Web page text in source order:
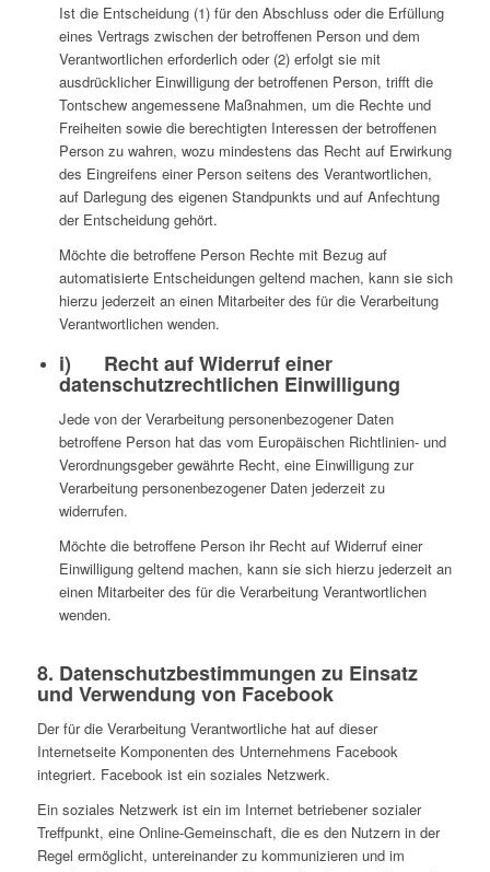
Ist die Entscheidung (1) für den Abschluss oder die Erfüllung
eines Vertrags zwischen der betroffenen Person und dem
Verantwortlichen erforderlich oder (2) erfolgt sie mit
ausdrücklicher Einwilligung der betroffenen Person, trifft die
Tontschew angemessene Maßnahmen, um die Rechte und
Freiheiten sowie die berechtigten Interessen der betroffenen
Person zu wahren, wozu mindestens das Recht auf Erwirkung
des Eingreifens einer Person seitens des Verantwortlichen,
auf Darlegung des eigenen Standpunkts und auf Anfechtung
der Entscheidung gehört.
Möchte die betroffene Person Rechte mit Bezug auf
automatisierte Entscheidungen geltend machen, kann sie sich
hierzu jederzeit an einen Mitarbeiter des für die Verarbeitung
Verantwortlichen wenden.
i) Recht auf Widerruf einer
datenschutzrechtlichen Einwilligung
Jede von der Verarbeitung personenbezogener Daten
betroffene Person hat das vom Europäischen Richtlinien- und
Verordnungsgeber gewährte Recht, eine Einwilligung zur
Verarbeitung personenbezogener Daten jederzeit zu
widerrufen.
Möchte die betroffene Person ihr Recht auf Widerruf einer
Einwilligung geltend machen, kann sie sich hierzu jederzeit an
einen Mitarbeiter des für die Verarbeitung Verantwortlichen
wenden.
8. Datenschutzbestimmungen zu Einsatz
und Verwendung von Facebook
Der für die Verarbeitung Verantwortliche hat auf dieser
Internetseite Komponenten des Unternehmens Facebook
integriert. Facebook ist ein soziales Netzwerk.
Ein soziales Netzwerk ist ein im Internet betriebener sozialer
Treffpunkt, eine Online-Gemeinschaft, die es den Nutzern in der
Regel ermöglicht, untereinander zu kommunizieren und im